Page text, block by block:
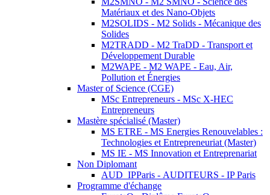
Matériaux et des Nano-Objets
M2SOLIDS - M2 Solids - Mécanique des
Solides
M2TRADD - M2 TraDD - Transport et
Développement Durable
M2WAPE - M2 WAPE - Eau, Air,
Pollution et Énergies
Master of Science (CGE)
MSc Entrepreneurs - MSc X-HEC
Entrepreneurs
Mastère spécialisé (Master)
MS ETRE - MS Energies Renouvelables :
Technologies et Entrepreneuriat (Master)
MS IE - MS Innovation et Entreprenariat
Non Diplomant
AUD_IPParis - AUDITEURS - IP Paris
Programme d'échange